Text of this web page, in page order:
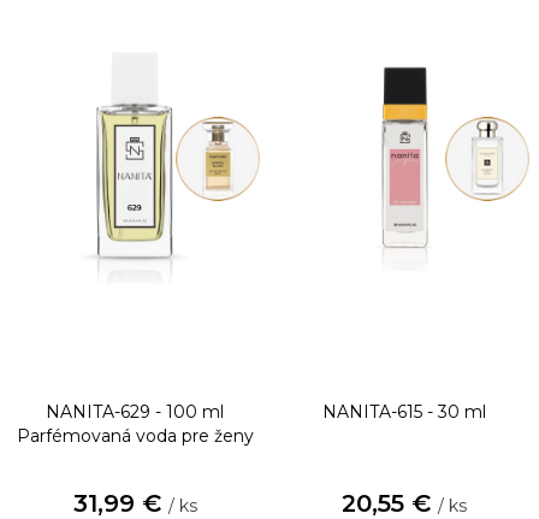
NANITA-629 - 100 ml
Parfémovaná voda pre ženy
31,99 € / ks
NANITA-615 - 30 ml
20,55 € / ks